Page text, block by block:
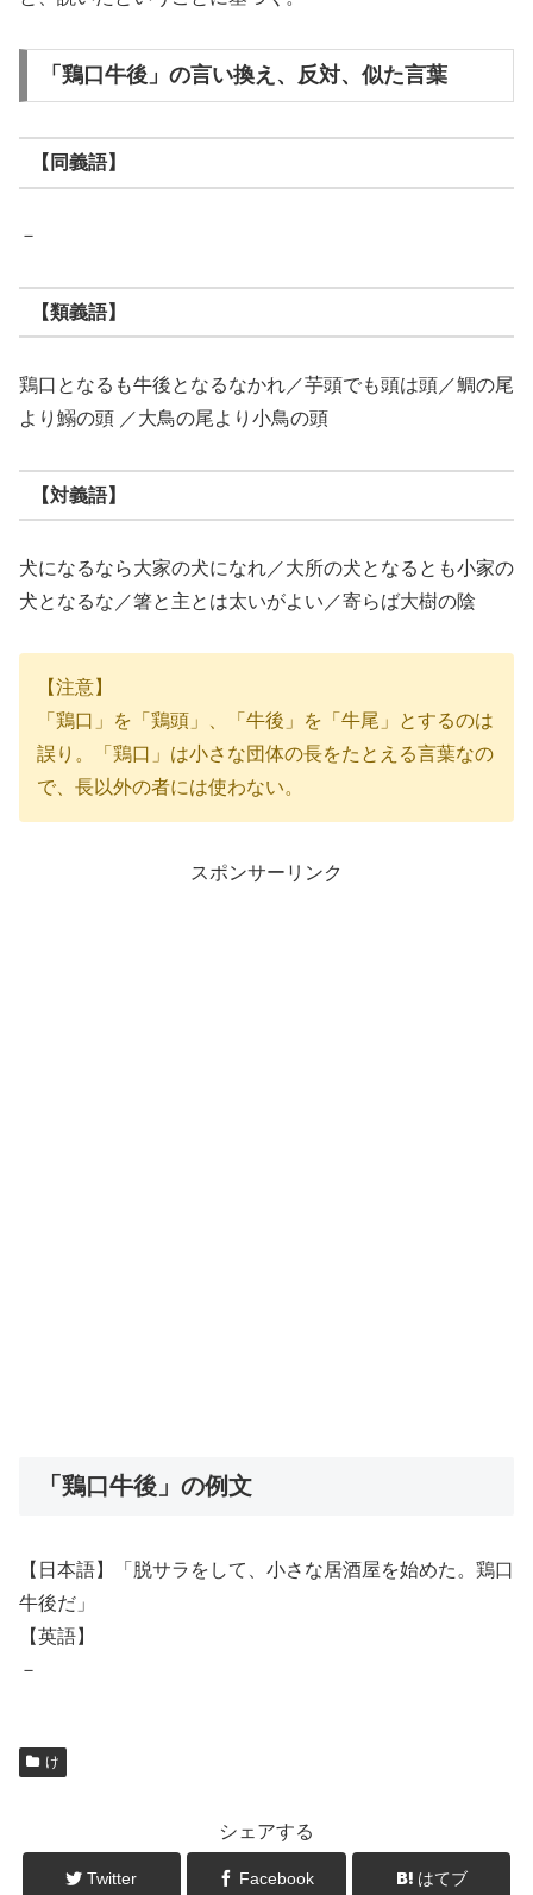
「鶏口牛後」の言い換え、反対、似た言葉
【同義語】
－
【類義語】
鶏口となるも牛後となるなかれ／芋頭でも頭は頭／鯛の尾
より鰯の頭 ／大鳥の尾より小鳥の頭
【対義語】
犬になるなら大家の犬になれ／大所の犬となるとも小家の
犬となるな／箸と主とは太いがよい／寄らば大樹の陰
【注意】
「鶏口」を「鶏頭」、「牛後」を「牛尾」とするのは
誤り。「鶏口」は小さな団体の長をたとえる言葉なの
で、長以外の者には使わない。
スポンサーリンク
「鶏口牛後」の例文
【日本語】「脱サラをして、小さな居酒屋を始めた。鶏口
牛後だ」
【英語】
－
け
シェアする
Twitter Facebook はてブ